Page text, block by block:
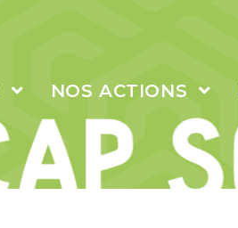
NOS ACTIONS